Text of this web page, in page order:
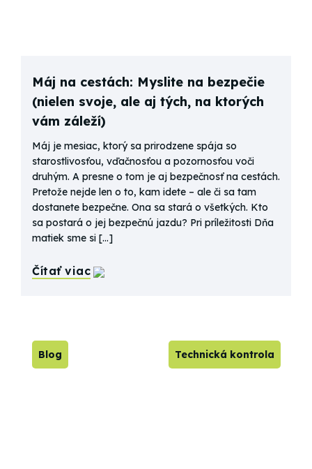
Máj na cestách: Myslite na bezpečie
(nielen svoje, ale aj tých, na ktorých
vám záleží)
Máj je mesiac, ktorý sa prirodzene spája so
starostlivosťou, vďačnosťou a pozornosťou voči
druhým. A presne o tom je aj bezpečnosť na cestách.
Pretože nejde len o to, kam idete – ale či sa tam
dostanete bezpečne. Ona sa stará o všetkých. Kto
sa postará o jej bezpečnú jazdu? Pri príležitosti Dňa
matiek sme si […]
Čítať viac
Blog Technická kontrola